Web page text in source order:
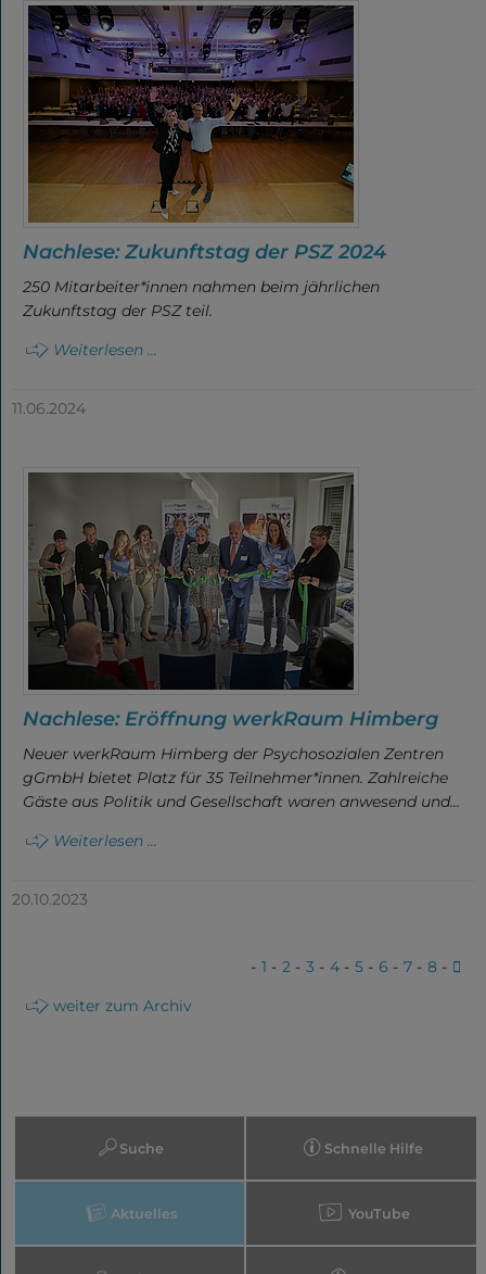
Nachlese: Zukunftstag der PSZ 2024
250 Mitarbeiter*innen nahmen beim jährlichen
Zukunftstag der PSZ teil.
Weiterlesen ...
11.06.2024
Nachlese: Eröffnung werkRaum Himberg
Neuer werkRaum Himberg der Psychosozialen Zentren
gGmbH bietet Platz für 35 Teilnehmer*innen. Zahlreiche
Gäste aus Politik und Gesellschaft waren anwesend und…
Weiterlesen ...
20.10.2023
1 2 3 4 5 6 7
8
weiter zum Archiv
Suche Schnelle Hilfe
Aktuelles YouTube